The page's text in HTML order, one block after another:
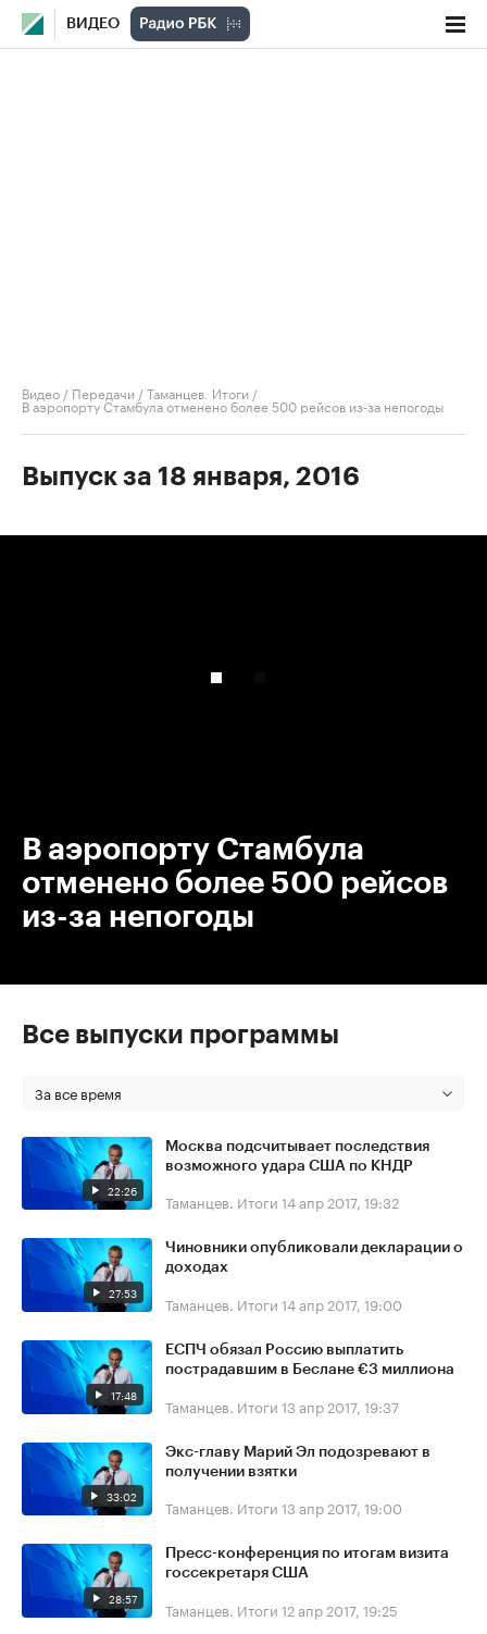
ВИДЕО
Видео / Передачи /Таманцев. Итоги /
В аэропорту Стамбула отменено более 500 рейсов из-за непогоды
Выпуск за 18 января, 2016
В аэропорту Стамбула
отменено более 500 рейсов
из-за непогоды
Все выпуски программы
За все время
22:26
Москва подсчитывает последствия
возможного удара США по КНДР
Таманцев. Итоги 14 апр 2017, 19:32
27:53
Чиновники опубликовали декларации о
доходах
Таманцев. Итоги 14 апр 2017, 19:00
17:48
ЕСПЧ обязал Россию выплатить
пострадавшим в Беслане €3 миллиона
Таманцев. Итоги 13 апр 2017, 19:37
33:02
Экс-главу Марий Эл подозревают в
получении взятки
Таманцев. Итоги 13 апр 2017, 19:00
28:57
Пресс-конференция по итогам визита
госсекретаря США
Таманцев. Итоги 12 апр 2017, 19:25